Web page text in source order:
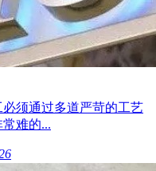
须通过多道严苛的工艺
难的...